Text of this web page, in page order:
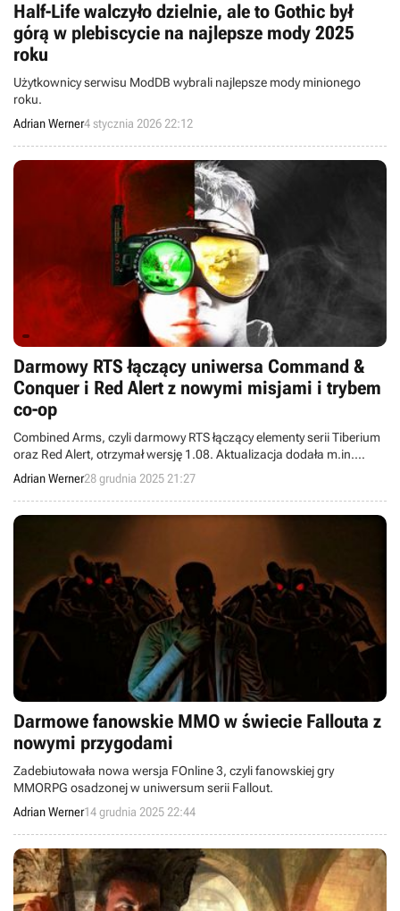
Half-Life walczyło dzielnie, ale to Gothic był
górą w plebiscycie na najlepsze mody 2025
roku
Użytkownicy serwisu ModDB wybrali najlepsze mody minionego
roku.
Adrian Werner4 stycznia 2026 22:12
Darmowy RTS łączący uniwersa Command &
Conquer i Red Alert z nowymi misjami i trybem
co-op
Combined Arms, czyli darmowy RTS łączący elementy serii Tiberium
oraz Red Alert, otrzymał wersję 1.08. Aktualizacja dodała m.in.
sześć nowych misji fabularnych oraz opcję rozegrania kampanii w
trybie kooperacyjnym.
Adrian Werner28 grudnia 2025 21:27
Darmowe fanowskie MMO w świecie Fallouta z
nowymi przygodami
Zadebiutowała nowa wersja FOnline 3, czyli fanowskiej gry
MMORPG osadzonej w uniwersum serii Fallout.
Adrian Werner14 grudnia 2025 22:44